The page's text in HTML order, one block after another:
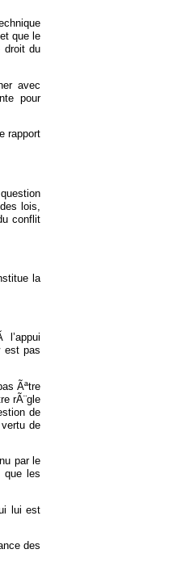
que le
droit du
avec
pour
rapport
lois,
conflit
la
l’appui
est pas
Ãªtre
rÃ¨gle
de
de
par le
que les
lui est
des